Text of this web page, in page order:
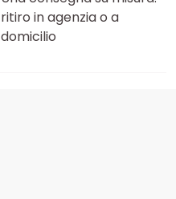
ritiro in agenzia o a
domicilio